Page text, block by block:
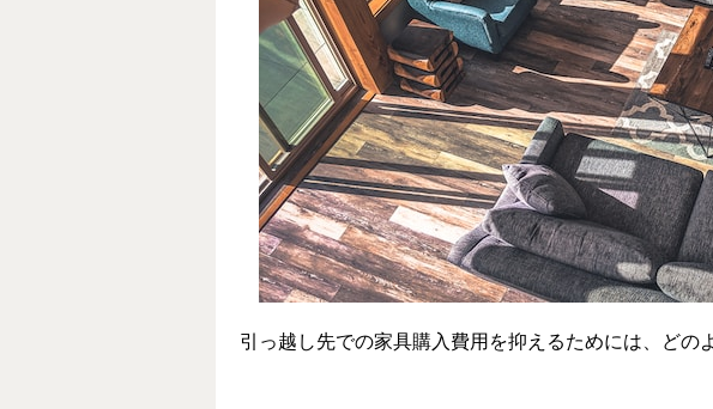
引っ越し先での家具購入費用を抑えるためには、どの